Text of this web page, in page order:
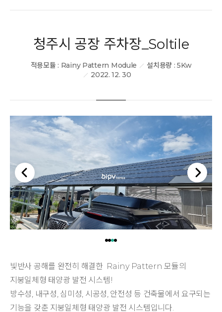
청주시 공장 주차장_Soltile
적용모듈 : Rainy Pattern Module
설치용량 : 5Kw
2022. 12. 30
빛반사 공해를 완전히 해결한 Rainy Pattern 모듈의
지붕일체형 태양광 발전 시스템!
방수성, 내구성, 심미성, 시공성, 안전성 등 건축물에서 요구되는
기능을 갖춘 지붕일체형 태양광 발전 시스템입니다.